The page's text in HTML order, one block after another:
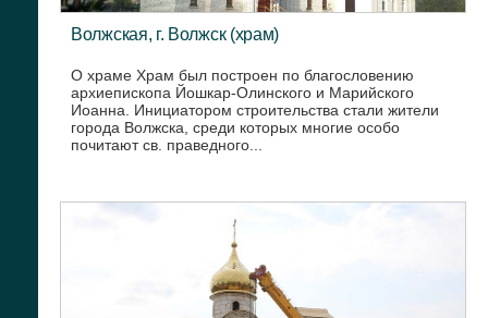
Волжская, г. Волжск (храм)
О храме Храм был построен по благословению
архиепископа Йошкар-Олинского и Марийского
Иоанна. Инициатором строительства стали жители
города Волжска, среди которых многие особо
почитают св. праведного...